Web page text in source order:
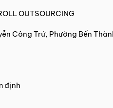
OUTSOURCING
Công Trứ, Phường Bến
định